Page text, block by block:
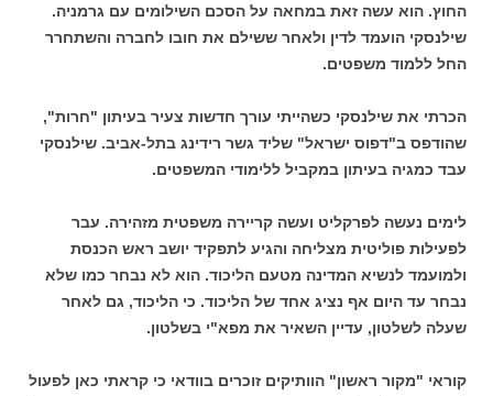
החוץ. הוא עשה זאת במחאה על הסכם השילומים עם גרמניה.
שילנסקי הועמד לדין ולאחר ששילם את חובו לחברה והשתחרר
החל ללמוד משפטים.
הכרתי את שילנסקי כשהייתי עורך חדשות צעיר בעיתון "חרות",
שהודפס ב"דפוס ישראל" שליד גשר רידינג בתל-אביב. שילנסקי
עבד כמגיה בעיתון במקביל ללימודי המשפטים.
לימים נעשה לפרקליט ועשה קריירה משפטית מזהירה. עבר
לפעילות פוליטית מצליחה והגיע לתפקיד יושב ראש הכנסת
ולמועמד לנשיא המדינה מטעם הליכוד. הוא לא נבחר כמו שלא
נבחר עד היום אף נציג אחד של הליכוד. כי הליכוד, גם לאחר
שעלה לשלטון, עדיין השאיר את מפא"י בשלטון.
קוראי "מקור ראשון" הוותיקים זוכרים בוודאי כי קראתי כאן לפעול